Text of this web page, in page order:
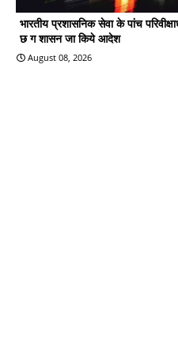
भारतीय प्रशासनिक सेवा के पांच
छ ग शासन जा किये आदेश
August 08, 2026